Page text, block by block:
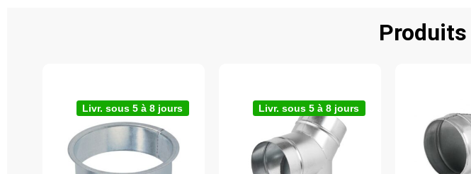
Livr. sous 5 à 8 jours Livr. sous 5 à 8 jours